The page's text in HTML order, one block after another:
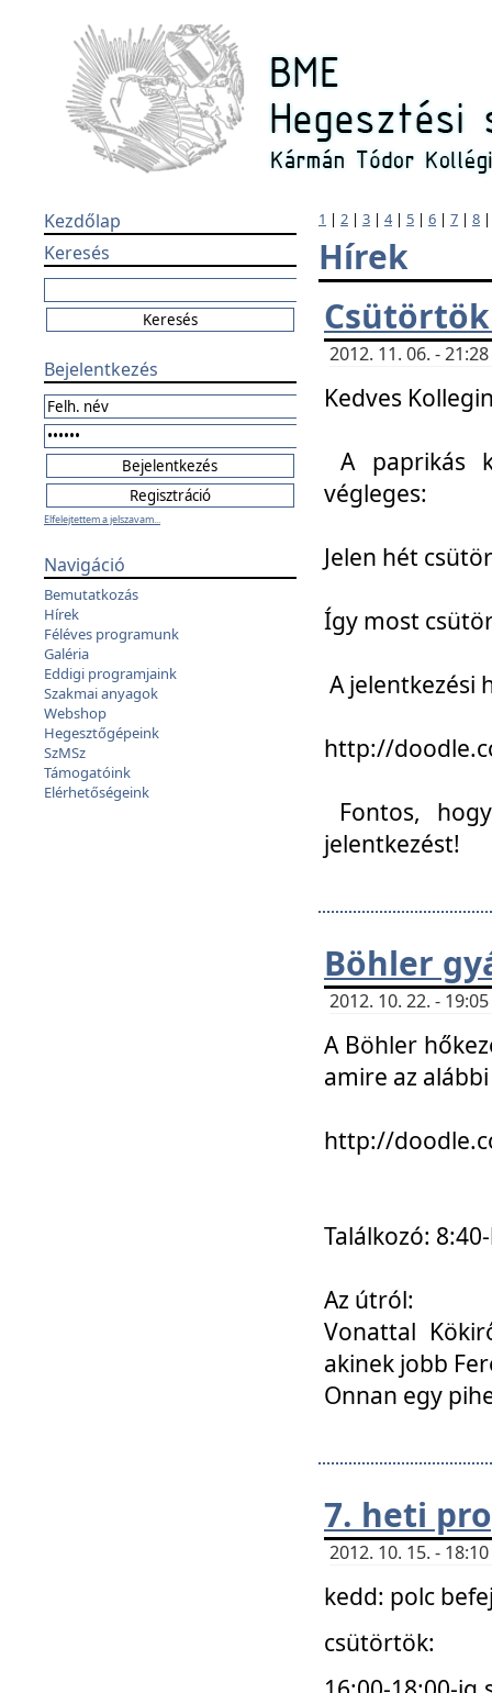
Kezdőlap
Keresés
Bejelentkezés
Elfelejtettem a jelszavam...
Navigáció
Bemutatkozás
Hírek
Féléves programunk
Galéria
Eddigi programjaink
Szakmai anyagok
Webshop
Hegesztőgépeink
SzMSz
Támogatóink
Elérhetőségeink
1 | 2 | 3 | 4| 5 | 6 | 7 | 8
Hírek
2012. 11. 06. -
Kedves
A paprikás
végleges:
Jelen hét
Így most
A jelentkezési
http://
Fontos,
jelentkezést!
Böhler
2012. 10. 22. -
A Böhler
amire az
http://
Találkozó:
Az útról:
Vonattal
akinek jobb
Onnan egy
7. heti
2012. 10. 15. -
kedd: polc
csütörtök: